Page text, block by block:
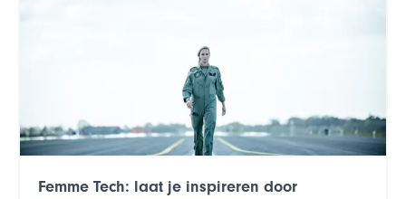
Femme Tech: laat je inspireren door